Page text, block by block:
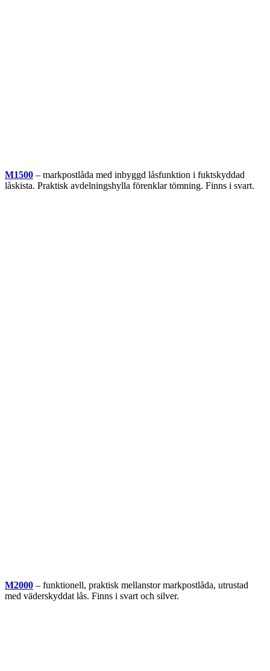
M1500 – markpostlåda med inbyggd låsfunktion i fuktskyddad
låskista. Praktisk avdelningshylla förenklar tömning. Finns i svart.
M2000 – funktionell, praktisk mellanstor markpostlåda, utrustad
med väderskyddat lås. Finns i svart och silver.